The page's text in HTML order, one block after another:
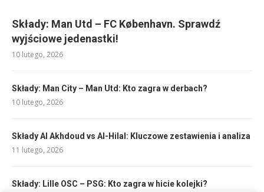
Składy: Man Utd – FC København. Sprawdź
wyjściowe jedenastki!
10 lutego, 2026
Składy: Man City – Man Utd: Kto zagra w derbach?
10 lutego, 2026
Składy Al Akhdoud vs Al-Hilal: Kluczowe zestawienia i analiza
11 lutego, 2026
Składy: Lille OSC – PSG: Kto zagra w hicie kolejki?